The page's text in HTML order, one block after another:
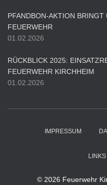
PFANDBON-AKTION
FEUERWEHR
01.02.2026
RÜCKBLICK 2025:
FEUERWEHR KIRCHHEIM
01.02.2026
IMPRESSUM
© 2026 Feuerwehr